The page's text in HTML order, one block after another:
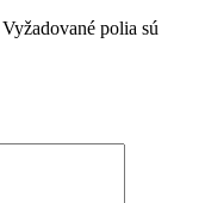
Vyžadované polia sú